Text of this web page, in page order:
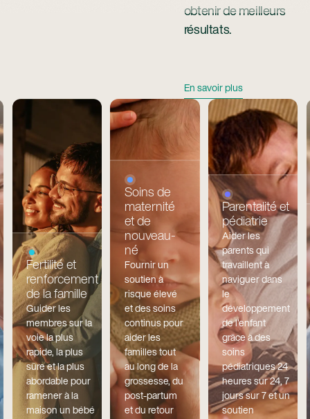
obtenir de meilleurs
résultats.
En savoir plus
Fertilité et
renforcement
de la famille
Guider les
membres sur la
voie la plus
rapide, la plus
sûre et la plus
abordable pour
ramener à la
maison un bébé
Soins de
maternité
et de
nouveau-
né
Fournir un
soutien à
risque élevé
et des soins
continus pour
aider les
familles tout
au long de la
grossesse, du
post-partum
et du retour
Parentalité et
pédiatrie
Aider les
parents qui
travaillent à
naviguer dans
le
développement
de l'enfant
grâce à des
soins
pédiatriques 24
heures sur 24, 7
jours sur 7 et un
soutien